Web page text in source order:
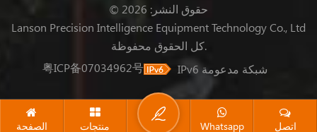
© حقوق النشر: 2026
Lanson Precision Intelligence Equipment Technology Co., Ltd
كل الحقوق محفوظة.
粤ICP备07034962号
IPv6 شبكة مدعومة
الصفحة منتجات Whatsapp اتصل